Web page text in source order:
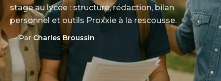
stage au lycée : structure, rédaction, bilan
personnel et outils Proxxie à la rescousse.
— ParCharles Broussin